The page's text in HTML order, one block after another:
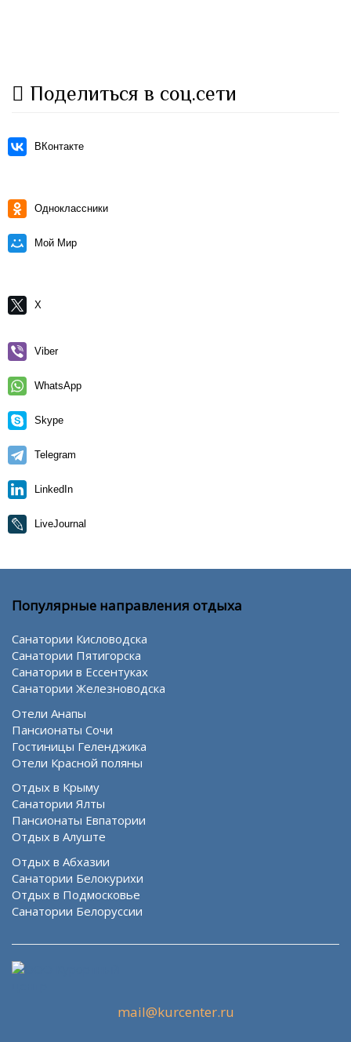
Поделиться в соц.сети
ВКонтакте
Одноклассники
Мой Мир
X
Viber
WhatsApp
Skype
Telegram
LinkedIn
LiveJournal
Популярные направления отдыха
Санатории Кисловодска
Санатории Пятигорска
Санатории в Ессентуках
Санатории Железноводска
Отели Анапы
Пансионаты Сочи
Гостиницы Геленджика
Отели Красной поляны
Отдых в Крыму
Санатории Ялты
Пансионаты Евпатории
Отдых в Алуште
Отдых в Абхазии
Санатории Белокурихи
Отдых в Подмосковье
Санатории Белоруссии
mail@kurcenter.ru